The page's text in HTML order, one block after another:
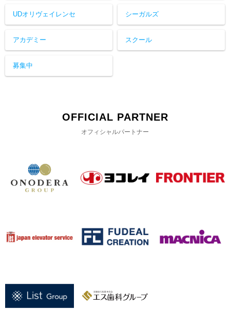
UDオリヴェイレンセ シーガルズ
アカデミー スクール
募集中
OFFICIAL PARTNER
オフィシャルパートナー